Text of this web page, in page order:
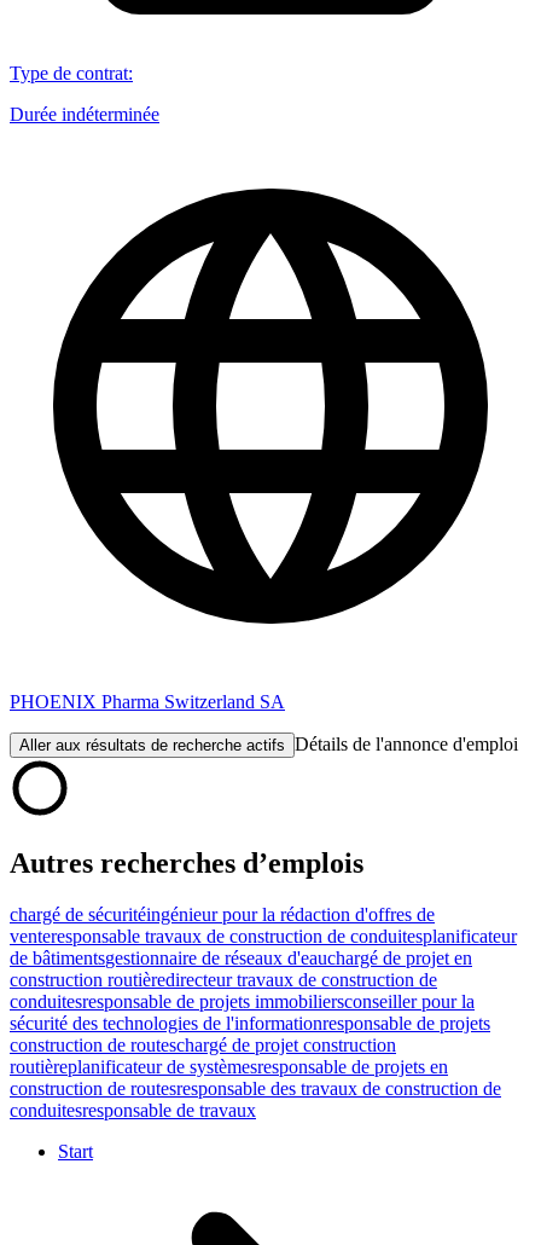
Type de contrat:
Durée indéterminée
PHOENIX Pharma Switzerland SA
Aller aux résultats de recherche actifs Détails de l'annonce d'emploi
Autres recherches d’emplois
chargé de sécuritéingénieur pour la rédaction d'offres de
venteresponsable travaux de construction de conduitesplanificateur
de bâtimentsgestionnaire de réseaux d'eauchargé de projet en
construction routièredirecteur travaux de construction de
conduitesresponsable de projets immobiliersconseiller pour la
sécurité des technologies de l'informationresponsable de projets
construction de routeschargé de projet construction
routièreplanificateur de systèmesresponsable de projets en
construction de routesresponsable des travaux de construction de
conduitesresponsable de travaux
Start